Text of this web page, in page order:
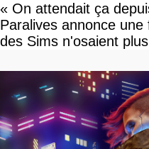
« On attendait ça
Paralives annonce
des Sims n'osaient